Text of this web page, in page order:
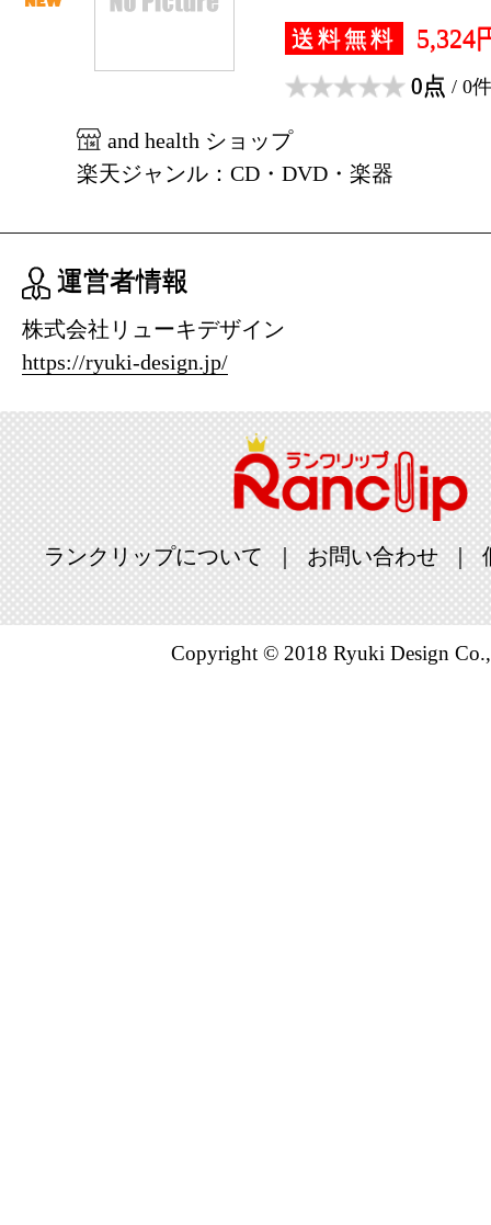
送料無料 5,324
0点 / 0件
and health ショップ
楽天ジャンル：CD・DVD・楽器
運営者情報
株式会社リューキデザイン
https://ryuki-design.jp/
ランクリップについて お問い合わせ
Copyright © 2018 Ryuki Design